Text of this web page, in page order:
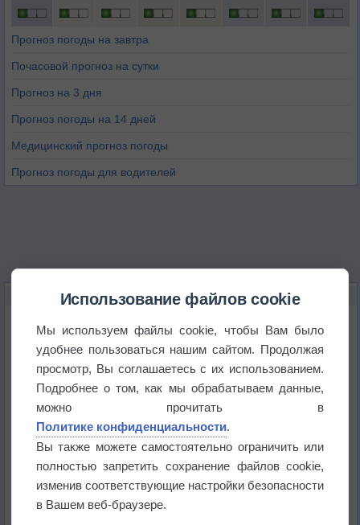
Прогноз погоды на завтра
Почасовой прогноз на сутки
Прогноз на 3 дня
Прогноз погоды на 14 дней
Медицинский прогноз погоды
Прогноз погоды для водителей
НОВОЕ О ПОГОДЕ
Приложение построит маршрут через тень
Атмосфера начала замерзать
В Приморье обнаружены морские волны тепла
Изменение климата повлияло на ареал обитания
Использование файлов cookie
Мы используем файлы cookie, чтобы Вам было
удобнее пользоваться нашим сайтом. Продолжая
просмотр, Вы соглашаетесь с их использованием.
Подробнее о том, как мы обрабатываем данные,
можно прочитать в
Политике конфиденциальности.
Вы также можете самостоятельно ограничить или
полностью запретить сохранение файлов cookie,
изменив соответствующие настройки безопасности
в Вашем веб-браузере.